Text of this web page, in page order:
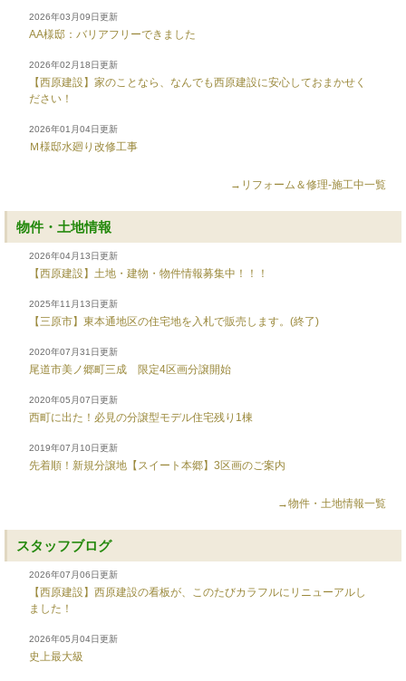
2026年03月09日更新
AA様邸：バリアフリーできました
2026年02月18日更新
【西原建設】家のことなら、なんでも西原建設に安心しておまかせく
ださい！
2026年01月04日更新
Ｍ様邸水廻り改修工事
→リフォーム＆修理-施工中一覧
物件・土地情報
2026年04月13日更新
【西原建設】土地・建物・物件情報募集中！！！
2025年11月13日更新
【三原市】東本通地区の住宅地を入札で販売します。(終了)
2020年07月31日更新
尾道市美ノ郷町三成 限定4区画分譲開始
2020年05月07日更新
西町に出た！必見の分譲型モデル住宅残り1棟
2019年07月10日更新
先着順！新規分譲地【スイート本郷】3区画のご案内
→物件・土地情報一覧
スタッフブログ
2026年07月06日更新
【西原建設】西原建設の看板が、このたびカラフルにリニューアルし
ました！
2026年05月04日更新
史上最大級